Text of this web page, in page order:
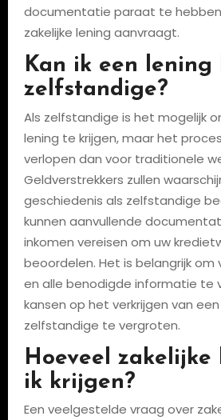
documentatie paraat te
zakelijke lening aanvraagt.
Kan ik een lening
zelfstandige?
Als zelfstandige is het mogelijk
lening te krijgen, maar het
verlopen dan voor traditionele
Geldverstrekkers zullen
geschiedenis als zelfstandige
kunnen aanvullende
inkomen vereisen om uw
beoordelen. Het is belangrijk om
en alle benodigde informatie te
kansen op het verkrijgen van
zelfstandige te vergroten.
Hoeveel
ik krijgen?
Een veelgestelde vraag over